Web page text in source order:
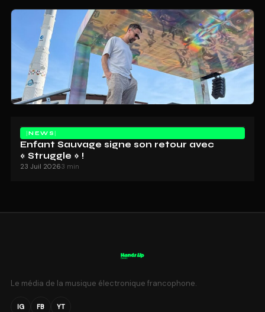
NEWS
Enfant Sauvage signe son retour avec
« Struggle » !
23 Juil 20263 min
Le média de la musique électronique francophone.
IG FB YT